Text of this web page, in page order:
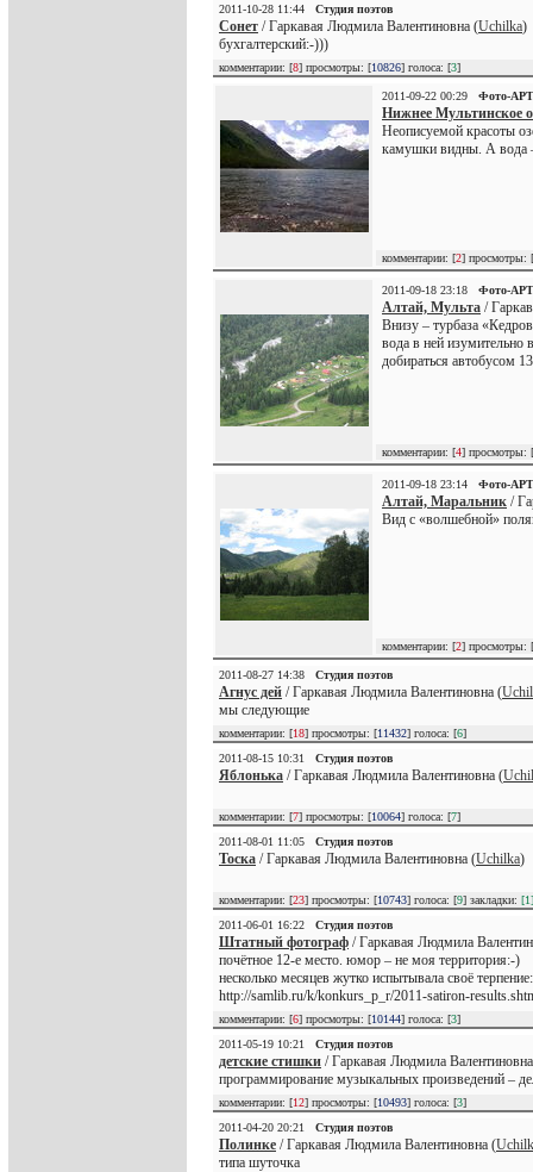
2011-10-28 11:44
Студия поэтов
Сонет / Гаркавая Людмила Валентиновна (Uchilka)
бухгалтерский:-)))
комментарии: [8] просмотры: [10826] голоса: [3]
2011-09-22 00:29 Фото-АРТ
Нижнее Мультинское
Неописуемой красоты
камушки видны. А вода –
комментарии: [2] просмотры: [
2011-09-18 23:18 Фото-АРТ
Алтай, Мульта /
Внизу – турбаза
вода в ней изумительно
добираться автобусом
комментарии: [4] просмотры: [
2011-09-18 23:14 Фото-АРТ
Алтай, Маральник /
Вид с «волшебной»
комментарии: [2] просмотры: [
2011-08-27 14:38 Студия поэтов
Агнус дей / Гаркавая Людмила Валентиновна (
мы следующие
комментарии: [18] просмотры: [11432] голоса: [6]
2011-08-15 10:31
Студия поэтов
Яблонька / Гаркавая Людмила Валентиновна (
комментарии: [7] просмотры: [10064] голоса: [7]
2011-08-01 11:05
Студия поэтов
Тоска / Гаркавая Людмила Валентиновна (Uchilka)
комментарии: [23] просмотры: [10743] голоса: [9] закладки: [1]
2011-06-01 16:22
Студия поэтов
Штатный фотограф / Гаркавая Людмила
почётное 12-е место. юмор – не моя территория:-)
несколько месяцев жутко испытывала своё
http://samlib.ru/k/konkurs_p_r/2011-satiron-
комментарии: [6] просмотры: [10144] голоса: [3]
2011-05-19 10:21
Студия поэтов
детские стишки / Гаркавая Людмила
программирование музыкальных произведений –
комментарии: [12] просмотры: [10493] голоса: [3]
2011-04-20 20:21
Студия поэтов
Полинке / Гаркавая Людмила Валентиновна (
типа шуточка